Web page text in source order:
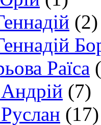
(2)
Раїса
(7)
(17)